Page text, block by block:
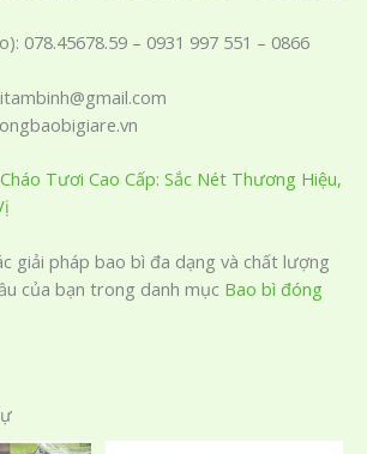
078.45678.59 – 0931 997 551 – 0866
Tươi Cao Cấp: Sắc Nét Thương Hiệu,
giải pháp bao bì đa dạng và chất lượng
của bạn trong danh mục Bao bì đóng